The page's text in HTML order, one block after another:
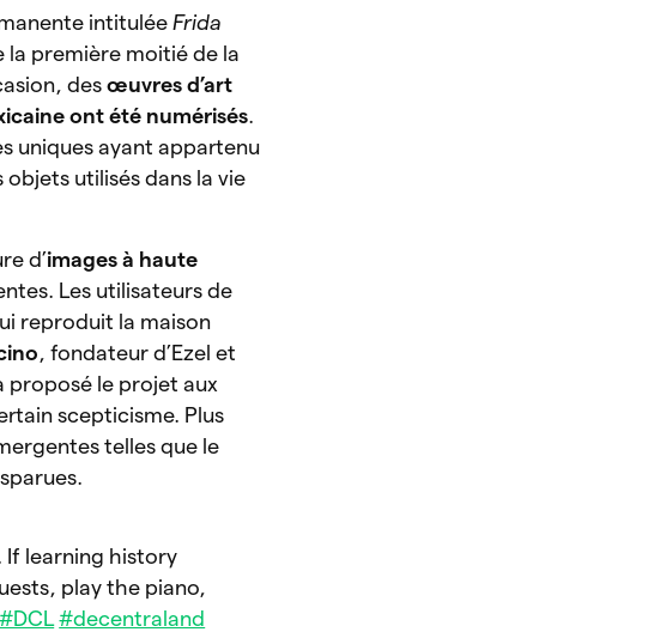
intituléeFrida
la première moitié de la
desœuvres d’art
ont été numérisés.
uniques ayant appartenu
utilisés dans la vie
d’images à haute
Les utilisateurs de
reproduit la maison
, fondateur d’Ezel et
proposé le projet aux
scepticisme. Plus
telles que le
If learning history
play the piano,
#DCL #decentraland